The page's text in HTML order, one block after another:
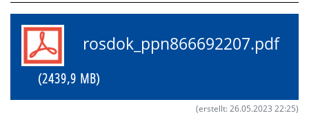
rosdok_ppn866692207.pdf
(2439,9 MB)
(erstellt: 26.05.2023 22:25)